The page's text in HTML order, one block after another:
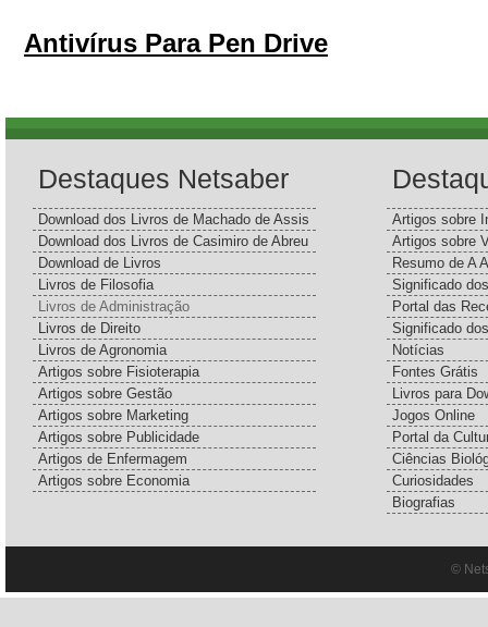
Antivírus Para Pen Drive
Destaques Netsaber
Download dos Livros de Machado de Assis
Download dos Livros de Casimiro de Abreu
Download de Livros
Livros de Filosofia
Livros de Administração
Livros de Direito
Livros de Agronomia
Artigos sobre Fisioterapia
Artigos sobre Gestão
Artigos sobre Marketing
Artigos sobre Publicidade
Artigos de Enfermagem
Artigos sobre Economia
Artigos sobre
Artigos sobre
Resumo de A
Significado
Portal das
Significado
Notícias
Fontes Grátis
Livros para
Jogos Online
Portal da
Ciências
Curiosidades
Biografias
©